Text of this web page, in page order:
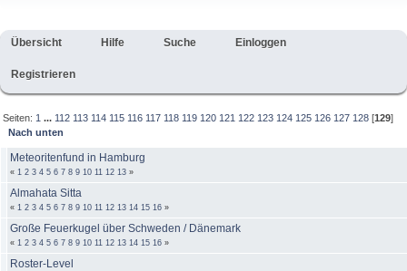
Übersicht Hilfe Suche Einloggen
Registrieren
Seiten: 1 ... 112 113 114 115 116 117 118 119 120 121 122 123 124 125 126 127 128 [129]
Nach unten
Meteoritenfund in Hamburg
« 1 2 3 4 5 6 7 8 9 10 11 12 13 »
Almahata Sitta
« 1 2 3 4 5 6 7 8 9 10 11 12 13 14 15 16 »
Große Feuerkugel über Schweden / Dänemark
« 1 2 3 4 5 6 7 8 9 10 11 12 13 14 15 16 »
Roster-Level